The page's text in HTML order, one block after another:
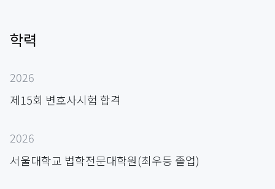
학력
2026
제15회 변호사시험 합격
2026
서울대학교 법학전문대학원(최우등 졸업)